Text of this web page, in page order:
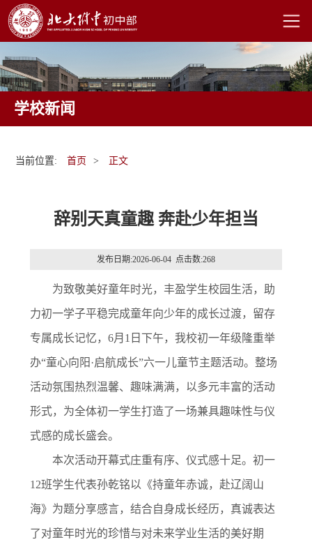
学校新闻
当前位置: 首页 > 正文
辞别天真童趣 奔赴少年担当
发布日期:2026-06-04 点击数:268
为致敬美好童年时光，丰盈学生校园生活，助
力初一学子平稳完成童年向少年的成长过渡，留存
专属成长记忆，6月1日下午，我校初一年级隆重举
办“童心向阳·启航成长”六一儿童节主题活动。整场
活动氛围热烈温馨、趣味满满，以多元丰富的活动
形式，为全体初一学生打造了一场兼具趣味性与仪
式感的成长盛会。
本次活动开幕式庄重有序、仪式感十足。初一
12班学生代表孙乾铭以《持童年赤诚，赴辽阔山
海》为题分享感言，结合自身成长经历，真诚表达
了对童年时光的珍惜与对未来学业生活的美好期